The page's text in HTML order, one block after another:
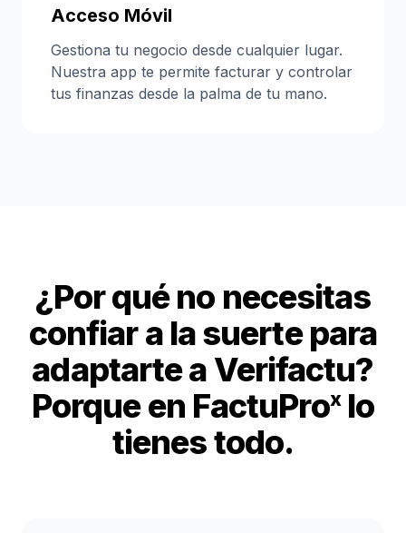
Acceso Móvil
Gestiona tu negocio desde cualquier lugar.
Nuestra app te permite facturar y controlar
tus finanzas desde la palma de tu mano.
¿Por qué no necesitas
confiar a la suerte para
adaptarte a Verifactu?
Porque en FactuProxlo
tienes todo.